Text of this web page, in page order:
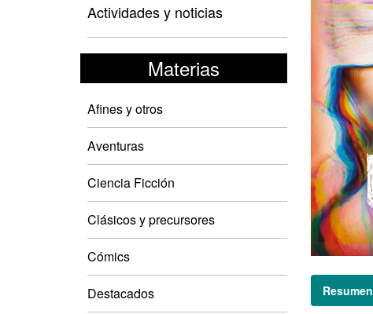
Actividades y noticias
Materias
Afines y otros
Aventuras
Ciencia Ficción
Clásicos y precursores
Cómics
Destacados Resumen